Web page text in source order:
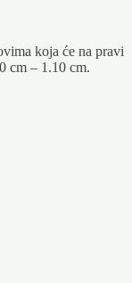
koja će na pravi
cm – 1.10 cm.